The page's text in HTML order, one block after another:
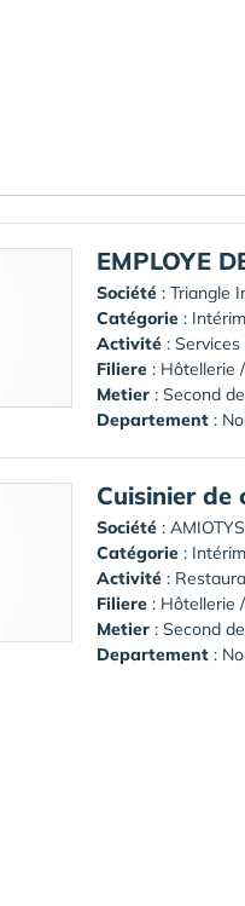
EMPLOYE
Société : Triangle
Catégorie : Intérim
Activité :
Filiere : Hôtellerie
Metier : Second
Departement :
Cuisinier de
Société : AMIOTYS
Catégorie : Intérim
Activité :
Filiere : Hôtellerie
Metier : Second
Departement :